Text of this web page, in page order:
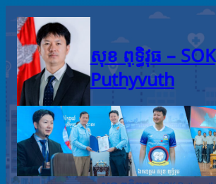
content
សុខ ពុទ្ធិវុធ – SO​K
Puthyvuth